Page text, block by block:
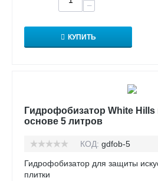
−
КУПИТЬ
Гидрофобизатор White Hills
основе 5 литров
КОД: gdfob-5
Гидрофобизатор для защиты
плитки